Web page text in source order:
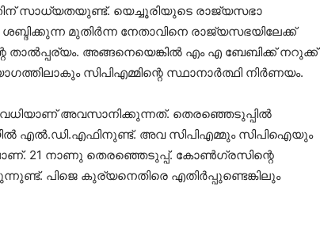
സാധ്യതയുണ്ട്. യെച്ചൂരിയുടെ രാജ്യസഭാ
മുതിര്‍ന്ന നേതാവിനെ രാജ്യസഭയിലേക്ക്
അങ്ങനെയെങ്കില്‍ എം എ ബേബിക്ക് നറുക്ക്
സിപിഎമ്മിന്റെ സ്ഥാനാര്‍ത്ഥി നിര്‍ണയം.
അവസാനിക്കുന്നത്. തെരഞ്ഞെടുപ്പില്‍
എല്‍.ഡി.എഫിനുണ്ട്. അവ സിപിഎമ്മും സിപിഐയും
21 നാണു തെരഞ്ഞെടുപ്പ്. കോണ്‍ഗ്രസിന്റെ
പിജെ കുര്യനെതിരെ എതിര്‍പ്പുണ്ടെങ്കിലും